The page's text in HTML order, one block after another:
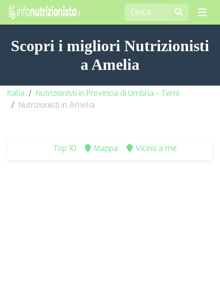
Scopri i migliori Nutrizionisti
a Amelia
Italia
Nutrizionisti in Provincia di Umbria - Terni
Nutrizionisti in Amelia
Top 10 Mappa Vicino a me